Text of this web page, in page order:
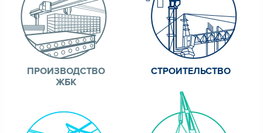
ПРОИЗВОДСТВО
ЖБК
СТРОИТЕЛЬСТВО